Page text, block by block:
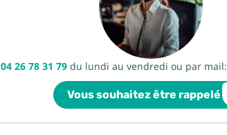
04 26 78 31 79du lundi au vendredi ou par mail:
Vous souhaitez être rappelé